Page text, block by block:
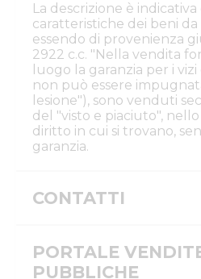
La descrizione è
caratteristiche dei beni da
essendo di provenienza
2922 c.c. "Nella vendita
luogo la garanzia per i vizi
non può essere
lesione"), sono venduti
del "visto e piaciuto",
diritto in cui si trovano,
garanzia.
CONTATTI
Numeri di telefono:0425/
Email/PEC
:
PORTALE
PUBBLICHE